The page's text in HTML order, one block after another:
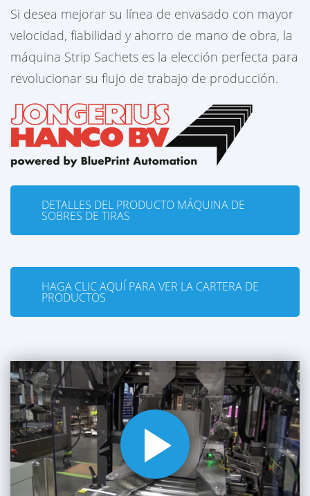
Si desea mejorar su línea de envasado con mayor
velocidad, fiabilidad y ahorro de mano de obra, la
máquina Strip Sachets es la elección perfecta para
revolucionar su flujo de trabajo de producción.
DETALLES DEL PRODUCTO MÁQUINA DE
SOBRES DE TIRAS
HAGA CLIC AQUÍ PARA VER LA CARTERA DE
PRODUCTOS